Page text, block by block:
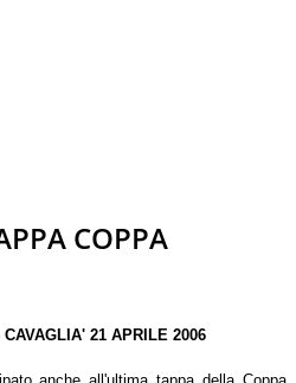
COPPA
21 APRILE 2006